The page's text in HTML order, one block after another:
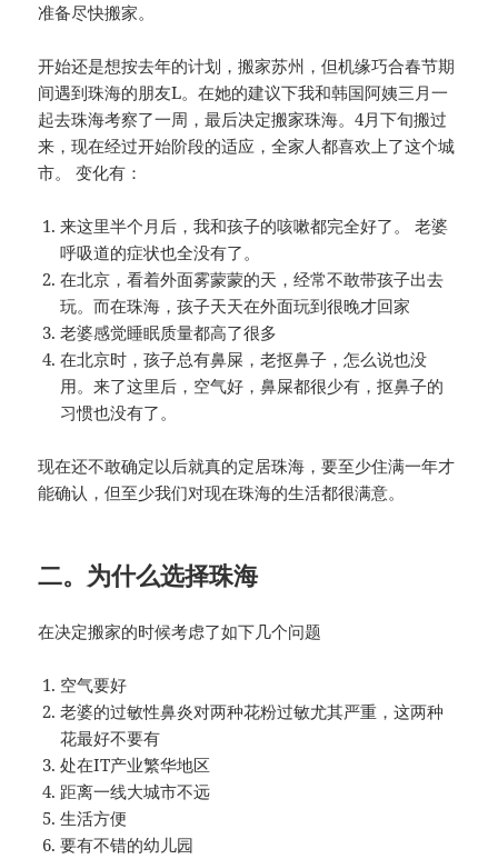
准备尽快搬家。
开始还是想按去年的计划，搬家苏州，但机缘巧合春节期
间遇到珠海的朋友L。在她的建议下我和韩国阿姨三月一
起去珠海考察了一周，最后决定搬家珠海。4月下旬搬过
来，现在经过开始阶段的适应，全家人都喜欢上了这个城
市。 变化有：
来这里半个月后，我和孩子的咳嗽都完全好了。 老婆
呼吸道的症状也全没有了。
在北京，看着外面雾蒙蒙的天，经常不敢带孩子出去
玩。而在珠海，孩子天天在外面玩到很晚才回家
老婆感觉睡眠质量都高了很多
在北京时，孩子总有鼻屎，老抠鼻子，怎么说也没
用。来了这里后，空气好，鼻屎都很少有，抠鼻子的
习惯也没有了。
现在还不敢确定以后就真的定居珠海，要至少住满一年才
能确认，但至少我们对现在珠海的生活都很满意。
二。为什么选择珠海
在决定搬家的时候考虑了如下几个问题
空气要好
老婆的过敏性鼻炎对两种花粉过敏尤其严重，这两种
花最好不要有
处在IT产业繁华地区
距离一线大城市不远
生活方便
要有不错的幼儿园